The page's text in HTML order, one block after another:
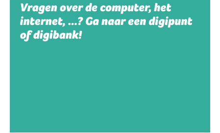
Vragen over de computer, het
internet, …? Ga naar een digipunt
of digibank!